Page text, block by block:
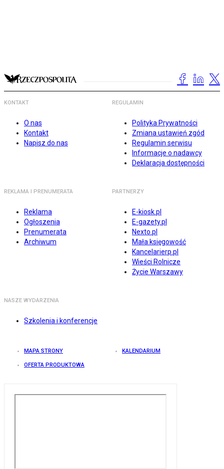
KONTAKT
O nas
Kontakt
Napisz do nas
REGULAMIN
Polityka Prywatności
Zmiana ustawień zgód
Regulamin serwisu
Informacje o nadawcy
Deklaracja dostępności
REKLAMA I PRENUMERATA
Reklama
Ogłoszenia
Prenumerata
Archiwum
PARTNERZY
E-kiosk.pl
E-gazety.pl
Nexto.pl
Mała księgowość
Kancelarierp.pl
Wieści Rolnicze
Życie Warszawy
NASZE WYDARZENIA
Szkolenia i konferencje
MAPA STRONY KALENDARIUM
OFERTA PRODUKTOWA